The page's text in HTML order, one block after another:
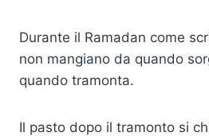
Durante il Ramadan come
non mangiano da quando
quando tramonta.
Il pasto dopo il tramonto si